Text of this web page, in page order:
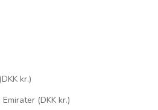
De Britiske Jomfruøer (DKK kr.)
De Forenede Arabiske Emirater (DKK kr.)